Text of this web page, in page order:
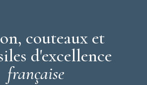
couteaux et
d'excellence
française